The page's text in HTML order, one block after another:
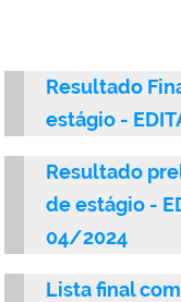
Resultado
estágio -
Resultado
de estágio -
04/2024
Lista final